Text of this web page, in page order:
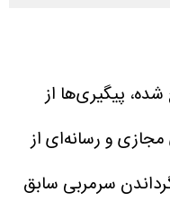
پیگیری‌ها از
و رسانه‌ای از
سرمربی سابق